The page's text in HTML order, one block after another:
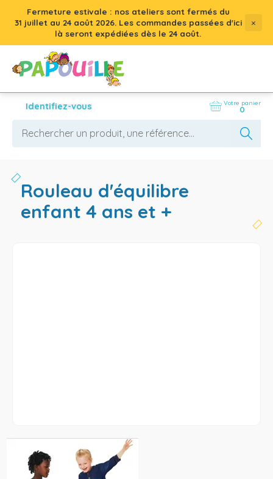
Fermeture estivale : nos ateliers sont fermés du
31 juillet au 24 août 2026. Les commandes passées d'ici
là seront expédiées dès le 24 août.
×
Identifiez-vous Votre panier
0
rouleau d'équilibre
enfant 4 ans et +